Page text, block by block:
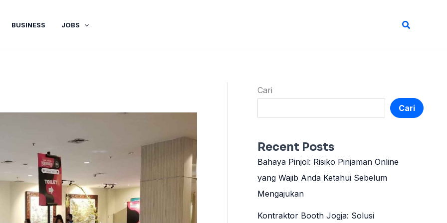
BUSINESS JOBS Cari
Cari
Cari
Recent Posts
Bahaya Pinjol: Risiko Pinjaman Online
yang Wajib Anda Ketahui Sebelum
Mengajukan
Kontraktor Booth Jogja: Solusi